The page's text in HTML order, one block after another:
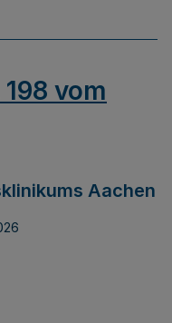
vom
Aachen